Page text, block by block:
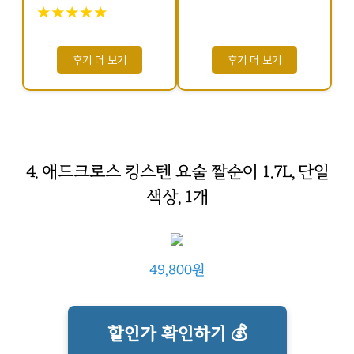
★★★★★
후기 더 보기 후기 더 보기
4. 애드크로스 킹스텐 요술 짤순이 1.7L, 단일
색상, 1개
49,800원
할인가 확인하기 💰